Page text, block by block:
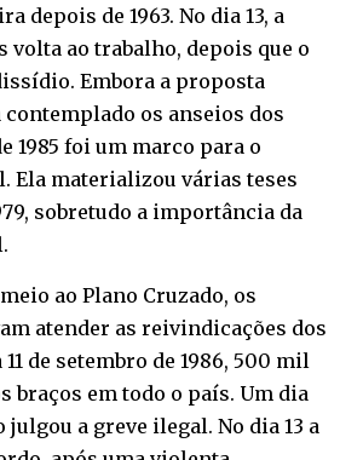
depois de 1963. No dia 13, a
volta ao trabalho, depois que o
Embora a proposta
contemplado os anseios dos
1985 foi um marco para o
Ela materializou várias teses
sobretudo a importância da
ao Plano Cruzado, os
atender as reivindicações dos
de setembro de 1986, 500 mil
braços em todo o país. Um dia
julgou a greve ilegal. No dia 13 a